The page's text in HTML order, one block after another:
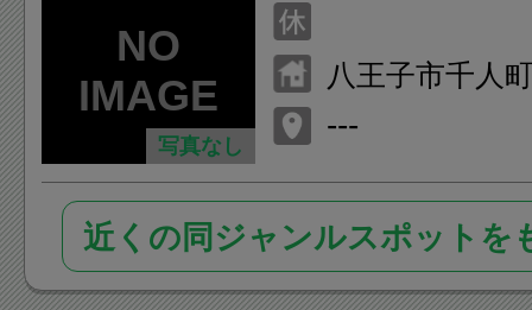
写真なし
八王子市千人
---
近くの同ジャンルスポットを